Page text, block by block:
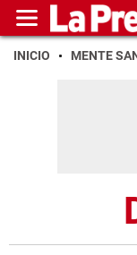
INICIO MENTE